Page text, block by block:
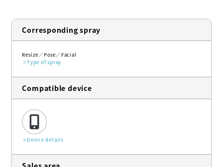
Corresponding spray
Resize Pose
Facial
Type of spray
Compatible device
Device details